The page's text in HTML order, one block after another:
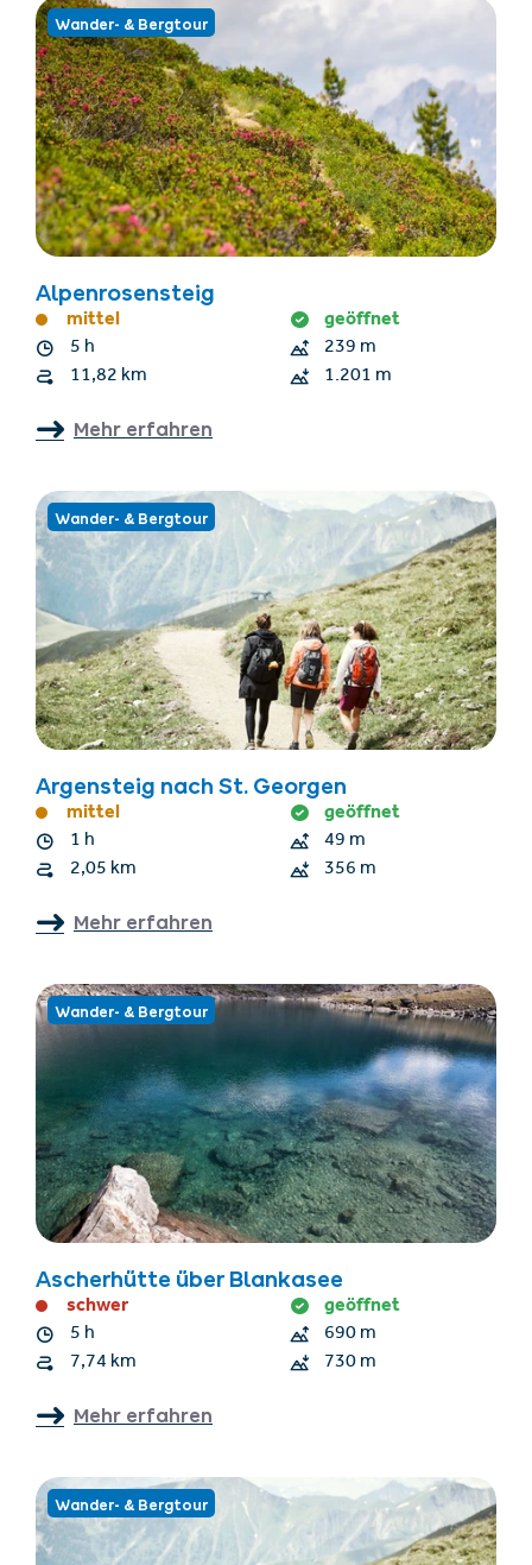
Wander- & Bergtour
Alpenrosensteig
mittel geöffnet
5 h
239 m
11,82 km
1.201 m
Mehr erfahren
Wander- & Bergtour
Argensteig nach St. Georgen
mittel geöffnet
1 h
49 m
2,05 km
356 m
Mehr erfahren
Wander- & Bergtour
Ascherhütte über Blankasee
schwer geöffnet
5 h
690 m
7,74 km
730 m
Mehr erfahren
Wander- & Bergtour